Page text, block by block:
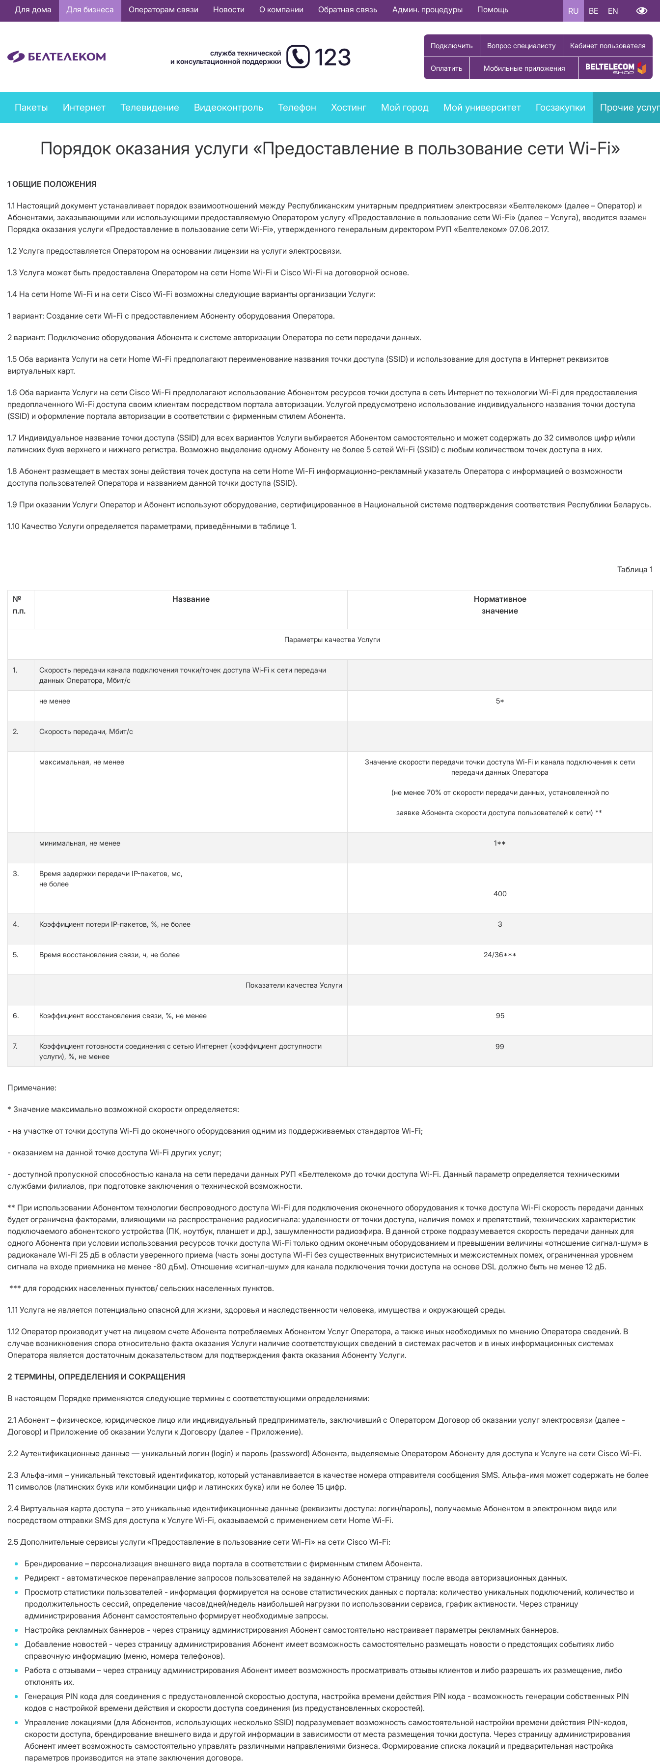
Основная
навигация
Для дома Для бизнеса Операторам связи Новости О компании Обратная связь Админ. процедуры Помощь RU BE EN
служба технической
и консультационной поддержки
123 Подключить Вопрос специалисту Кабинет пользователя
Оплатить Мобильные приложения Купить товар
Business
services
Пакеты Интернет Телевидение Видеоконтроль Телефон Хостинг Мой город Мой университет Госзакупки Прочие
Порядок оказания услуги «Предоставление в пользование сети Wi-Fi»
1 ОБЩИЕ ПОЛОЖЕНИЯ
1.1 Настоящий документ устанавливает порядок взаимоотношений между Республиканским унитарным предприятием электросвязи «Белтелеком» (далее – Оператор) и
Абонентами, заказывающими или использующими предоставляемую Оператором услугу «Предоставление в пользование сети Wi-Fi» (далее – Услуга), вводится взамен
Порядка оказания услуги «Предоставление в пользование сети Wi-Fi», утвержденного генеральным директором РУП «Белтелеком» 07.06.2017.
1.2 Услуга предоставляется Оператором на основании лицензии на услуги электросвязи.
1.3 Услуга может быть предоставлена Оператором на сети Home Wi-Fi и Сisco Wi-Fi на договорной основе.
1.4 На сети Home Wi-Fi и на сети Сisco Wi-Fi возможны следующие варианты организации Услуги:
1 вариант: Создание сети Wi-Fi с предоставлением Абоненту оборудования Оператора.
2 вариант: Подключение оборудования Абонента к системе авторизации Оператора по сети передачи данных.
1.5 Оба варианта Услуги на сети Home Wi-Fi предполагают переименование названия точки доступа (SSID) и использование для доступа в Интернет реквизитов
виртуальных карт.
1.6 Оба варианта Услуги на сети Сisco Wi-Fi предполагают использование Абонентом ресурсов точки доступа в сеть Интернет по технологии Wi-Fi для предоставления
предоплаченного Wi-Fi доступа своим клиентам посредством портала авторизации. Услугой предусмотрено использование индивидуального названия точки доступа
(SSID) и оформление портала авторизации в соответствии с фирменным стилем Абонента.
1.7 Индивидуальное название точки доступа (SSID) для всех вариантов Услуги выбирается Абонентом самостоятельно и может содержать до 32 символов цифр и/или
латинских букв верхнего и нижнего регистра. Возможно выделение одному Абоненту не более 5 сетей Wi-Fi (SSID) с любым количеством точек доступа в них.
1.8 Абонент размещает в местах зоны действия точек доступа на сети Home Wi-Fi информационно-рекламный указатель Оператора с информацией о возможности
доступа пользователей Оператора и названием данной точки доступа (SSID).
1.9 При оказании Услуги Оператор и Абонент используют оборудование, сертифицированное в Национальной системе подтверждения соответствия Республики Беларусь.
1.10 Качество Услуги определяется параметрами, приведёнными в таблице 1.
Таблица 1
№
п.п.
Название
Нормативное
значение
Параметры качества Услуги
1.
Скорость передачи канала подключения точки/точек доступа Wi-Fi к сети передачи
данных Оператора, Мбит/с
не менее 5*
2. Скорость передачи, Мбит/с
максимальная, не менее
Значение скорости передачи точки доступа Wi-Fi и канала подключения к сети
передачи данных Оператора
(не менее 70% от скорости передачи данных, установленной по
заявке Абонента скорости доступа пользователей к сети) **
минимальная, не менее 1**
3.
Время задержки передачи IP-пакетов, мс,
не более
400
4. Коэффициент потери IP-пакетов, %, не более 3
5. Время восстановления связи, ч, не более 24/36***
Показатели качества Услуги
6. Коэффициент восстановления связи, %, не менее 95
7.
Коэффициент готовности соединения с сетью Интернет (коэффициент доступности
услуги), %, не менее
99
Примечание:
* Значение максимально возможной скорости определяется:
- на участке от точки доступа Wi-Fi до оконечного оборудования одним из поддерживаемых стандартов Wi-Fi;
- оказанием на данной точке доступа Wi-Fi других услуг;
- доступной пропускной способностью канала на сети передачи данных РУП «Белтелеком» до точки доступа Wi-Fi. Данный параметр определяется техническими
службами филиалов, при подготовке заключения о технической возможности.
** При использовании Абонентом технологии беспроводного доступа Wi-Fi для подключения оконечного оборудования к точке доступа Wi-Fi скорость передачи данных
будет ограничена факторами, влияющими на распространение радиосигнала: удаленности от точки доступа, наличия помех и препятствий, технических характеристик
подключаемого абонентского устройства (ПК, ноутбук, планшет и др.), зашумленности радиоэфира. В данной строке подразумевается скорость передачи данных для
одного Абонента при условии использования ресурсов точки доступа Wi-Fi только одним оконечным оборудованием и превышении величины «отношение сигнал-шум» в
радиоканале Wi-Fi 25 дБ в области уверенного приема (часть зоны доступа Wi-Fi без существенных внутрисистемных и межсистемных помех, ограниченная уровнем
сигнала на входе приемника не менее -80 дБм). Отношение «сигнал-шум» для канала подключения точки доступа на основе DSL должно быть не менее 12 дБ.
*** для городских населенных пунктов/ сельских населенных пунктов.
1.11 Услуга не является потенциально опасной для жизни, здоровья и наследственности человека, имущества и окружающей среды.
1.12 Оператор производит учет на лицевом счете Абонента потребляемых Абонентом Услуг Оператора, а также иных необходимых по мнению Оператора сведений. В
случае возникновения спора относительно факта оказания Услуги наличие соответствующих сведений в системах расчетов и в иных информационных системах
Оператора является достаточным доказательством для подтверждения факта оказания Абоненту Услуги.
2 ТЕРМИНЫ, ОПРЕДЕЛЕНИЯ И СОКРАЩЕНИЯ
В настоящем Порядке применяются следующие термины с соответствующими определениями:
2.1 Абонент – физическое, юридическое лицо или индивидуальный предприниматель, заключивший с Оператором Договор об оказании услуг электросвязи (далее -
Договор) и Приложение об оказании Услуги к Договору (далее - Приложение).
2.2 Аутентификационные данные –– уникальный логин (login) и пароль (password) Абонента, выделяемые Оператором Абоненту для доступа к Услуге на сети Cisco Wi-Fi.
2.3 Альфа-имя – уникальный текстовый идентификатор, который устанавливается в качестве номера отправителя сообщения SMS. Альфа-имя может содержать не более
11 символов (латинских букв или комбинации цифр и латинских букв) или не более 15 цифр.
2.4 Виртуальная карта доступа – это уникальные идентификационные данные (реквизиты доступа: логин/пароль), получаемые Абонентом в электронном виде или
посредством отправки SMS для доступа к Услуге Wi-Fi, оказываемой с применением сети Home Wi-Fi.
2.5 Дополнительные сервисы услуги «Предоставление в пользование сети Wi-Fi» на сети Сisco Wi-Fi:
Брендирование – персонализация внешнего вида портала в соответствии с фирменным стилем Абонента.
Редирект - автоматическое перенаправление запросов пользователей на заданную Абонентом страницу после ввода авторизационных данных.
Просмотр статистики пользователей - информация формируется на основе статистических данных с портала: количество уникальных подключений, количество и
продолжительность сессий, определение часов/дней/недель наибольшей нагрузки по использовании сервиса, график активности. Через страницу
администрирования Абонент самостоятельно формирует необходимые запросы.
Настройка рекламных баннеров - через страницу администрирования Абонент самостоятельно настраивает параметры рекламных баннеров.
Добавление новостей - через страницу администрирования Абонент имеет возможность самостоятельно размещать новости о предстоящих событиях либо
справочную информацию (меню, номера телефонов).
Работа с отзывами – через страницу администрирования Абонент имеет возможность просматривать отзывы клиентов и либо разрешать их размещение, либо
отклонять их.
Генерация PIN кода для соединения с предустановленной скоростью доступа, настройка времени действия PIN кода - возможность генерации собственных PIN
кодов с настройкой времени действия и скорости доступа соединения (из предустановленных скоростей).
Управление локациями (для Абонентов, использующих несколько SSID) подразумевает возможность самостоятельной настройки времени действия PIN-кодов,
скорости доступа, брендирование внешнего вида и другой информации в зависимости от места размещения точки доступа. Через страницу администрирования
Абонент имеет возможность самостоятельно управлять различными направлениями бизнеса. Формирование списка локаций и предварительная настройка
параметров производится на этапе заключения договора.